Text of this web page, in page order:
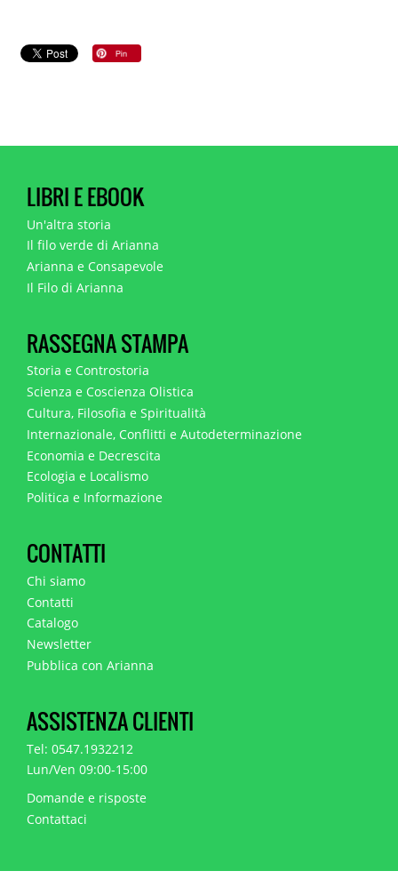
LIBRI E EBOOK
Un'altra storia
Il filo verde di Arianna
Arianna e Consapevole
Il Filo di Arianna
RASSEGNA STAMPA
Storia e Controstoria
Scienza e Coscienza Olistica
Cultura, Filosofia e Spiritualità
Internazionale, Conflitti e Autodeterminazione
Economia e Decrescita
Ecologia e Localismo
Politica e Informazione
CONTATTI
Chi siamo
Contatti
Catalogo
Newsletter
Pubblica con Arianna
ASSISTENZA CLIENTI
Tel: 0547.1932212
Lun/Ven 09:00-15:00
Domande e risposte
Contattaci